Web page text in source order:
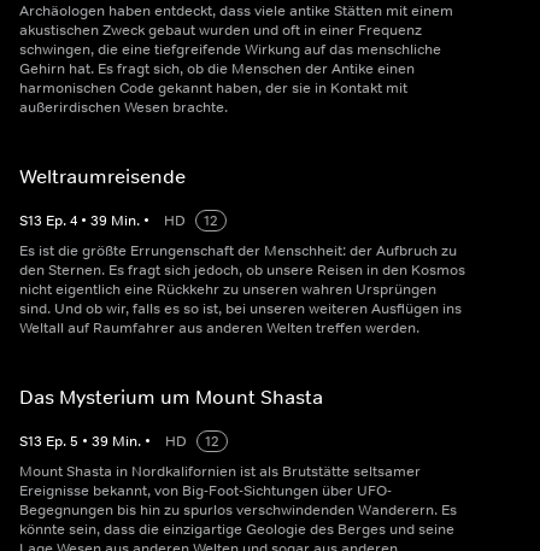
Archäologen haben entdeckt, dass viele antike Stätten mit einem
akustischen Zweck gebaut wurden und oft in einer Frequenz
schwingen, die eine tiefgreifende Wirkung auf das menschliche
Gehirn hat. Es fragt sich, ob die Menschen der Antike einen
harmonischen Code gekannt haben, der sie in Kontakt mit
außerirdischen Wesen brachte.
Weltraumreisende
S13 Ep.4 • 39 Min. • HD
12
Es ist die größte Errungenschaft der Menschheit: der Aufbruch zu
den Sternen. Es fragt sich jedoch, ob unsere Reisen in den Kosmos
nicht eigentlich eine Rückkehr zu unseren wahren Ursprüngen
sind. Und ob wir, falls es so ist, bei unseren weiteren Ausflügen ins
Weltall auf Raumfahrer aus anderen Welten treffen werden.
Das Mysterium um Mount Shasta
S13 Ep.5 • 39 Min. • HD
12
Mount Shasta in Nordkalifornien ist als Brutstätte seltsamer
Ereignisse bekannt, von Big-Foot-Sichtungen über UFO-
Begegnungen bis hin zu spurlos verschwindenden Wanderern. Es
könnte sein, dass die einzigartige Geologie des Berges und seine